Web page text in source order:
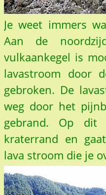
Je weet immers
Aan de
vulkaankegel is
lavastroom door
gebroken. De
weg door het
gebrand. Op
kraterrand en
lava stroom die je